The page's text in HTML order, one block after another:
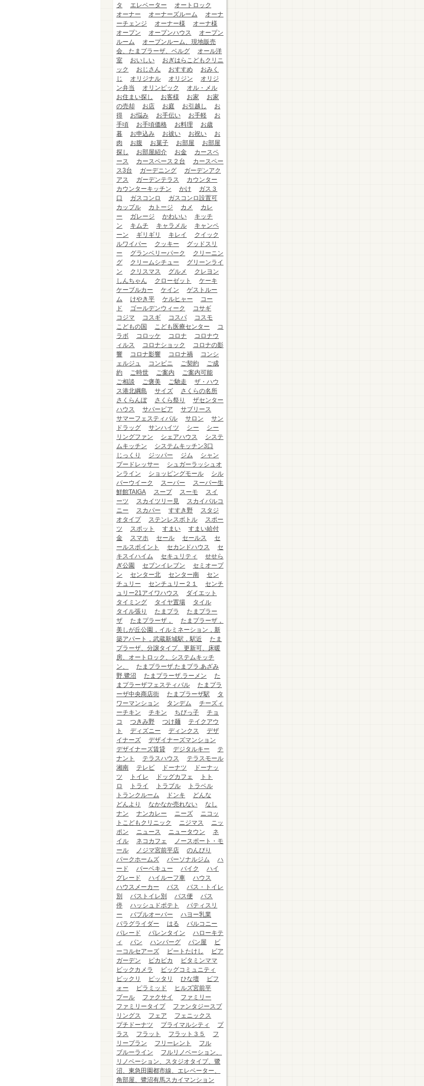
タ
エレベーター
オートロック
オーナー
オーナーズルーム
オーナ
ーチェンジ
オーナー様
オーナ様
オープン
オープンハウス
オープン
ルーム
オープンルーム、現地販売
会、たまプラーザ、ベルグ
オール洋
室
おいしい
おぎはらこどもクリニ
ック
おじさん おすすめ
おみく
じ
オリジナル オリジン
オリジ
ン弁当
オリンピック
オル・メル
お住まい探し
お客様 お家
お家
の売却
お店 お庭 お引越し
お
得
お悩み お手伝い お手軽
お
手頃
お手頃価格 お料理
お歳
暮
お申込み お祓い お祝い
お
肉
お腹 お菓子 お部屋
お部屋
探し
お部屋紹介 お金
カースペ
ース
カースペース２台
カースペー
ス3台
ガーデニング
ガーデンアク
アス
ガーデンテラス
カウンター
カウンターキッチン
かけ
ガス３
口
ガスコンロ
ガスコンロ設置可
カップル
カトージ カメ
カレ
ー
ガレージ かわいい
キッチ
ン
キムチ キャラメル
キャンペ
ーン
ギリギリ キレイ
クイック
ルワイパー
クッキー
グッドスリ
ー
グランベリーパーク
クリーニン
グ
クリームシチュー
グリーンライ
ン
クリスマス グルメ
クレヨン
しんちゃん
クローゼット
ケーキ
ケーブルカー
ケイン
ゲストルー
ム
けやき平 ケルヒャー
コー
ド
ゴールデンウィーク
コサギ
コジマ
コスギ コスパ
コスモ
こどもの国
こども医療センター
コ
ラボ
コロッケ コロナ
コロナウ
ィルス
コロナショック
コロナの影
響
コロナ影響 コロナ禍
コンシ
ェルジュ
コンビニ ご契約
ご成
約
ご時世 ご案内
ご案内可能
ご相談
ご褒美 ご馳走
ザ・ハウ
ス港北綱島
サイズ
さくらの名所
さくらんぼ
さくら祭り
ザセンター
ハウス
サバービア
サブリース
サマーフェスティバル
サロン
サン
ドラッグ
サンハイツ シー
シー
リングファン
シェアハウス
システ
ムキッチン
システムキッチン3口
じっくり
ジッパー ジム
シャン
プードレッサー
シュガーラッシュオ
ンライン
ショッピングモール
シル
バーウイーク
スーパー
スーパー生
鮮館TAIGA
スープ スーモ
スイ
ーツ
スカイツリー見
スカイバルコ
ニー
スカパー すすき野
スタジ
オタイプ
ステンレスボトル
スポー
ツ
スポット すまい
すまい給付
金
スマホ セール セールス
セ
ールスポイント
セカンドハウス
セ
キスイハイム
セキュリティ
せせら
ぎ公園
セブンイレブン
セミオープ
ン
センター北 センター南
セン
チュリー
センチュリー２１
センチ
ュリー21アイワハウス
ダイエット
タイミング
タイヤ置場
タイル
タイル張り
たまプラ
たまプラー
ザ
たまプラーザ，
たまプラーザ，
美しが丘公園，イルミネーション，新
築アパート，武蔵新城駅，駅近
たま
プラーザ、分譲タイプ、更新可、床暖
房、オートロック、システムキッチ
ン、
たまプラーザ.たまプラ.あざみ
野.鷺沼
たまプラーザ.ラーメン
た
まプラーザフェスティバル
たまプラ
ーザ中央商店街
たまプラーザ駅
タ
ワーマンション
タンデム
チーズィ
ーチキン
チキン ちびっ子
チョ
コ
つきみ野 つけ麺
テイクアウ
ト
ディズニー ディンクス
デザ
イナーズ
デザイナーズマンション
デザイナーズ賃貸
デジタルキー
テ
ナント
テラスハウス
テラスモール
湘南
テレビ ドーナツ
ドーナッ
ツ
トイレ ドッグカフェ
トト
ロ
トライ トラブル
トラベル
トランクルーム
ドンキ
どんな
どんより
なかなか売れない
なし
ナン
ナンカレー ニーズ
ニコッ
トこどもクリニック
ニジマス
ニッ
ポン
ニュース ニュータウン
ネ
イル
ネコカフェ
ノースポート・モ
ール
ノジマ宮前平店
のんびり
パークホームズ
パーソナルジム
ハ
ード
バーベキュー バイク
ハイ
グレード
ハイルーフ車
ハウス
ハウスメーカー
バス
バス・トイレ
別
バストイレ別 バス便
バス
停
ハッシュドポテト
パティスリ
ー
バブルオーバー
ハヨー乳業
パラグライダー
はる
バルコニー
パレード
バレンタイン
ハローキテ
ィ
パン ハンバーグ パン屋
ビ
ーコルセアーズ
ビートたけし
ビア
ガーデン
ピカピカ
ビタミンママ
ビックカメラ
ビッグコミュニティ
ビックリ
ピッタリ ひな壇
ビフ
ォー
ピラミッド
ヒルズ宮前平
プール
ファクサイ
ファミリー
ファミリータイプ
ファンタジースプ
リングス
フェア
フェニックス
プチドーナツ
プライマルシティ
プ
ラス
フラット フラット３５
フ
リープラン
フリーレント
フル
ブルーライン
フルリノベーション、
リノベーション、スタジオタイプ、鷺
沼、東急田園都市線、エレベーター、
角部屋、鷺沼有馬スカイマンション